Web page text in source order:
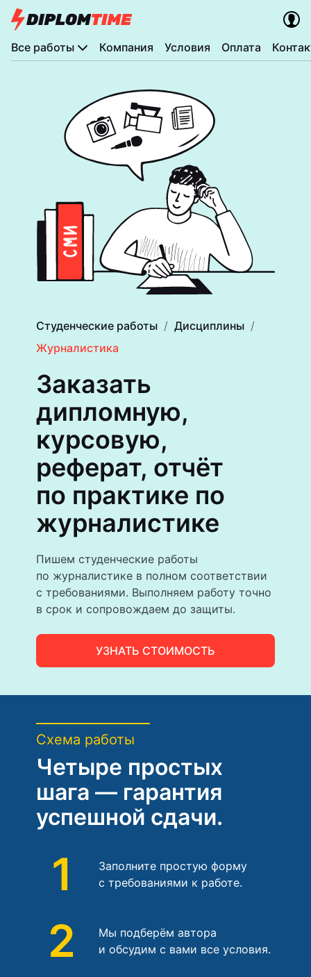
Все работы Компания Условия Оплата
Студенческие работы
Дисциплины
Журналистика
Заказать
дипломную,
курсовую,
реферат, отчёт
по практике по
журналистике
Пишем студенческие работы
по журналистике в полном соответствии
с требованиями. Выполняем работу точно
в срок и сопровождаем до защиты.
УЗНАТЬ СТОИМОСТЬ
Схема работы
Четыре простых
шага — гарантия
успешной сдачи.
1
Заполните простую форму
с требованиями к работе.
2
Мы подберём автора
и обсудим с вами все условия.